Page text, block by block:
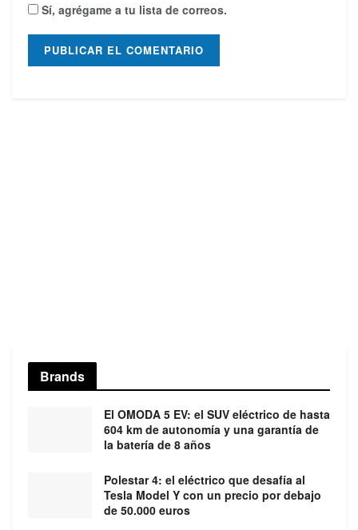
Sí, agrégame a tu lista de correos.
Brands
El OMODA 5 EV: el SUV eléctrico de hasta
604 km de autonomía y una garantía de
la batería de 8 años
Polestar 4: el eléctrico que desafía al
Tesla Model Y con un precio por debajo
de 50.000 euros